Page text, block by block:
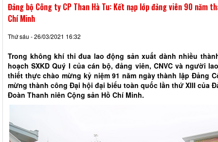
Đảng bộ Công ty CP Than Hà Tu: Kết nạp lớp đảng viên 90 năm
Chí Minh
Thứ sáu - 26/03/2021 16:32
Trong không khí thi đua lao động sản xuất dành nhiều
hoạch SXKD Quý I của cán bộ, đảng viên, CNVC và người
thiết thực chào mừng kỷ niệm 91 năm ngày thành lập Đảng
mừng thành công Đại hội đại biểu toàn quốc lần thứ XIII của
Đoàn Thanh niên Cộng sản Hồ Chí Minh.